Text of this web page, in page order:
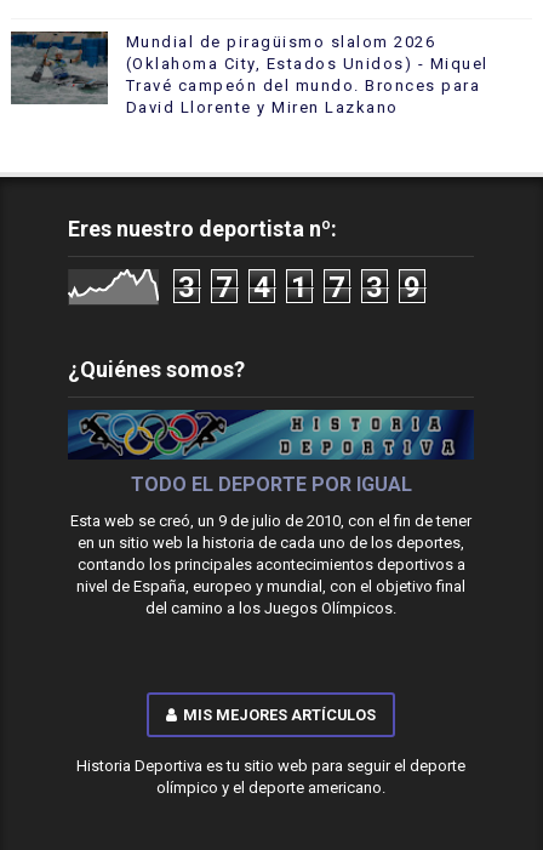
Mundial de piragüismo slalom 2026
(Oklahoma City, Estados Unidos) - Miquel
Travé campeón del mundo. Bronces para
David Llorente y Miren Lazkano
Eres nuestro deportista nº:
3 7 4 1 7 3 9
¿Quiénes somos?
TODO EL DEPORTE POR IGUAL
Esta web se creó, un 9 de julio de 2010, con el fin de tener
en un sitio web la historia de cada uno de los deportes,
contando los principales acontecimientos deportivos a
nivel de España, europeo y mundial, con el objetivo final
del camino a los Juegos Olímpicos.
MIS MEJORES ARTÍCULOS
Historia Deportiva es tu sitio web para seguir el deporte
olímpico y el deporte americano.